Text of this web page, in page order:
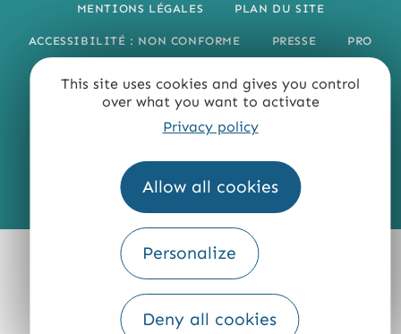
This site uses cookies and gives you control
over what you want to activate
Privacy policy
Allow all cookies
Personalize
Deny all cookies
MENTIONS LÉGALES PLAN DU SITE
ACCESSIBILITÉ : NON CONFORME PRESSE PRO
Fourni par
Traduction